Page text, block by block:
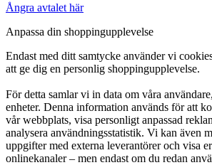
Ångra avtalet här
Anpassa din shoppingupplevelse
Endast med ditt samtycke använder vi
att ge dig en personlig shoppingupplevelse.
För detta samlar vi in data om våra
enheter. Denna information används för att
vår webbplats, visa personligt anpassad
analysera användningsstatistik. Vi kan även
uppgifter med externa leverantörer och visa
onlinekanaler – men endast om du redan